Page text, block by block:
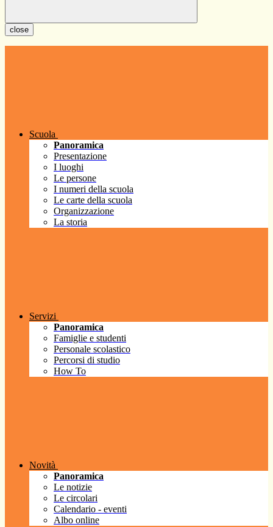
close
Scuola
Panoramica
Presentazione
I luoghi
Le persone
I numeri della scuola
Le carte della scuola
Organizzazione
La storia
Servizi
Panoramica
Famiglie e studenti
Personale scolastico
Percorsi di studio
How To
Novità
Panoramica
Le notizie
Le circolari
Calendario - eventi
Albo online